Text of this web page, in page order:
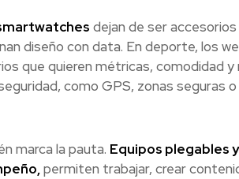
dejan de ser
diseño con data. En deporte, los
que quieren métricas, comodidad y
como GPS, zonas seguras o
marca la pauta. Equipos plegables
permiten trabajar, crear